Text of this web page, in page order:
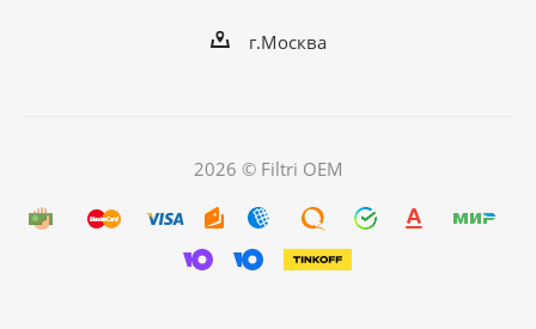
г.Москва
2026 © Filtri OEM